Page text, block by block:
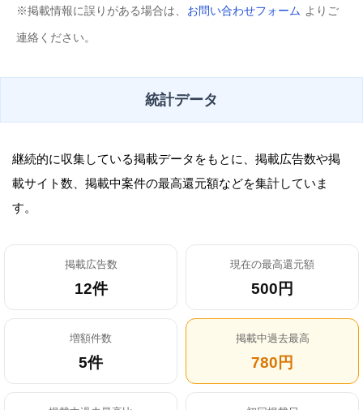
※掲載情報に誤りがある場合は、 お問い合わせフォーム よりご
連絡ください。
統計データ
継続的に収集している掲載データをもとに、掲載広告数や掲
載サイト数、掲載中案件の最高還元額などを集計していま
す。
掲載広告数
12件
現在の最高還元額
500円
増額件数
5件
掲載中過去最高
780円